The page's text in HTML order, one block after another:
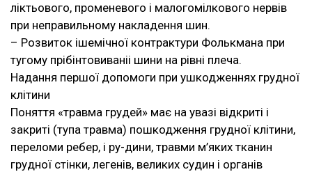
ліктьового, променевого і малогомілкового нервів
при неправильному накладення шин.
– Розвиток ішемічної контрактури Фолькмана при
тугому прібінтовиваніі шини на рівні плеча.
Надання першої допомоги при ушкодженнях грудної
клітини
Поняття «травма грудей» має на увазі відкриті і
закриті (тупа травма) пошкодження грудної клітини,
переломи ребер, i py-дини, травми м’яких тканин
грудної стінки, легенів, великих судин і органів